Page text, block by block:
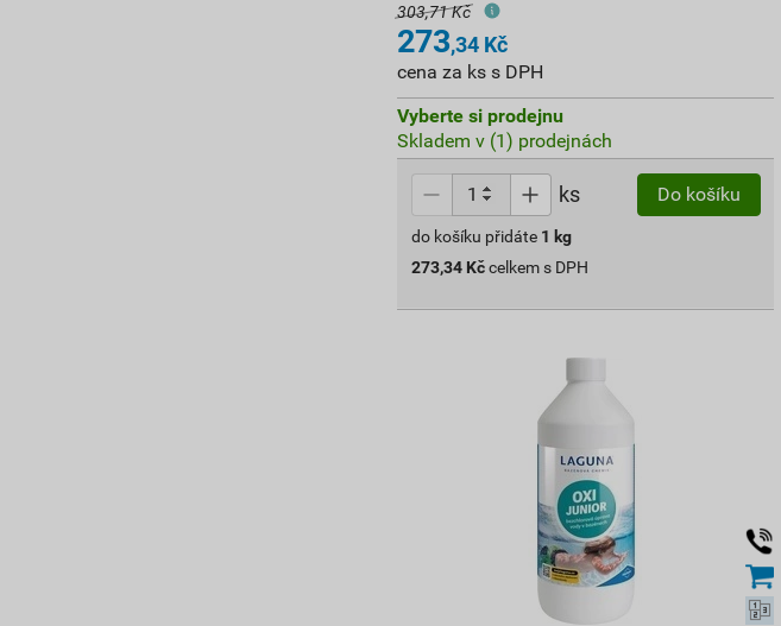
303,71 Kč
273,34 Kč
cena za ks s DPH
Vyberte si prodejnu
Skladem v (1) prodejnách
ks Do košíku
do košíku přidáte 1 kg
273,34 Kč celkem s DPH